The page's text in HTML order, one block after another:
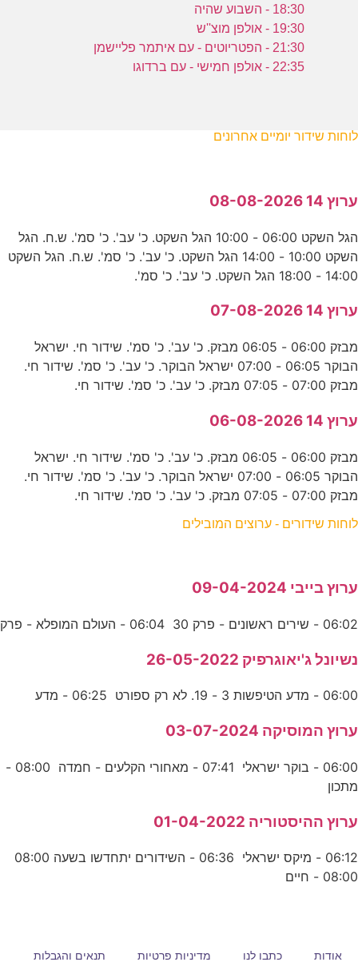
18:30 - השבוע שהיה
19:30 - אולפן מוצ''ש
21:30 - הפטריוטים - עם איתמר פליישמן
22:35 - אולפן חמישי - עם ברדוגו
לוחות שידור יומיים אחרונים
ערוץ 14 08-08-2026
הגל השקט 06:00 - 10:00 הגל השקט. כ' עב'. כ' סמ'. ש.ח. הגל
השקט 10:00 - 14:00 הגל השקט. כ' עב'. כ' סמ'. ש.ח. הגל השקט
14:00 - 18:00 הגל השקט. כ' עב'. כ' סמ'.
ערוץ 14 07-08-2026
מבזק 06:00 - 06:05 מבזק. כ' עב'. כ' סמ'. שידור חי. ישראל
הבוקר 06:05 - 07:00 ישראל הבוקר. כ' עב'. כ' סמ'. שידור חי.
מבזק 07:00 - 07:05 מבזק. כ' עב'. כ' סמ'. שידור חי.
ערוץ 14 06-08-2026
מבזק 06:00 - 06:05 מבזק. כ' עב'. כ' סמ'. שידור חי. ישראל
הבוקר 06:05 - 07:00 ישראל הבוקר. כ' עב'. כ' סמ'. שידור חי.
מבזק 07:00 - 07:05 מבזק. כ' עב'. כ' סמ'. שידור חי.
לוחות שידורים - ערוצים המובילים
ערוץ בייבי 09-04-2024
06:02 - שירים ראשונים - פרק 30 06:04 - העולם המופלא - פרק
נשיונל ג'יאוגרפיק 26-05-2022
06:00 - מדע הטיפשות 3 - 19. לא רק ספורט 06:25 - מדע
ערוץ המוסיקה 03-07-2024
06:00 - בוקר ישראלי 07:41 - מאחורי הקלעים - חמדה 08:00 -
מתכון
ערוץ ההיסטוריה 01-04-2022
08:00 - חיים
אודות כתבו לנו מדיניות פרטיות תנאים והגבלות